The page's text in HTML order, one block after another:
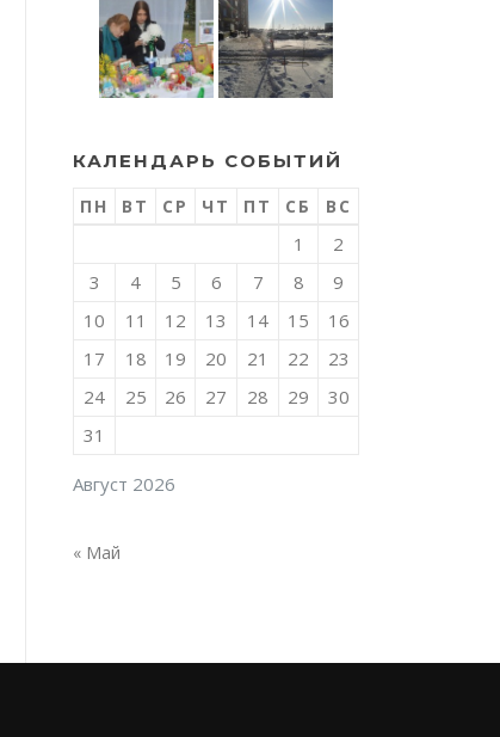
КАЛЕНДАРЬ СОБЫТИЙ
Август 2026
ПН ВТ СР ЧТ ПТ СБ ВС
1
2
3
4 5 6 7 8
9
10
11 12 13 14 15
16
17
18 19 20 21 22
23
24
25 26 27 28 29
30
31
« Май